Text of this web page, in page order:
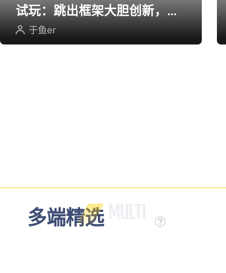
试玩：跳出框架大胆创新，用
英雄射击重塑坦克对战
于鱼er
多端精选